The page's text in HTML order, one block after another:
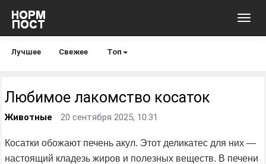
Лучшее Свежее Топ
Любимое лакомство косаток
Животные 20 сентября 2025, 10:31
Косатки обожают печень акул. Этот деликатес для них —
настоящий кладезь жиров и полезных веществ. В печени